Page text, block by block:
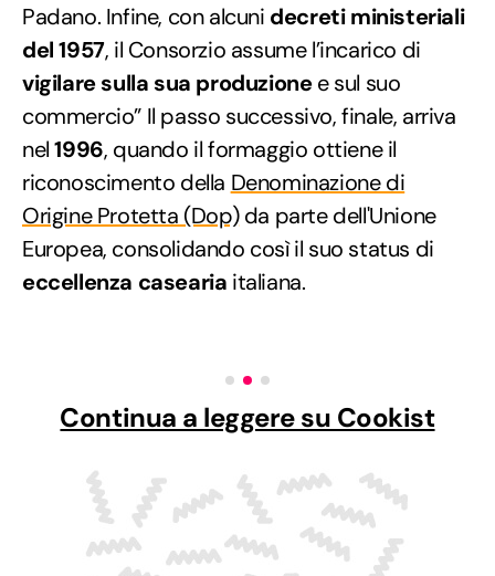
Padano. Infine, con alcuni decreti ministeriali
del 1957, il Consorzio assume l’incarico di
vigilare sulla sua produzionee sul suo
commercio” Il passo successivo, finale, arriva
nel1996, quando il formaggio ottiene il
riconoscimento della Denominazione di
Origine Protetta (Dop)da parte dell'Unione
Europea, consolidando così il suo status di
eccellenza casearia italiana.
Continua a leggere su Cookist